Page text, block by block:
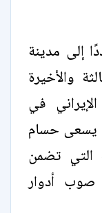
إلى مدينة
والأخيرة
في
يسعى حسام
التي تضمن
صوب أدوار